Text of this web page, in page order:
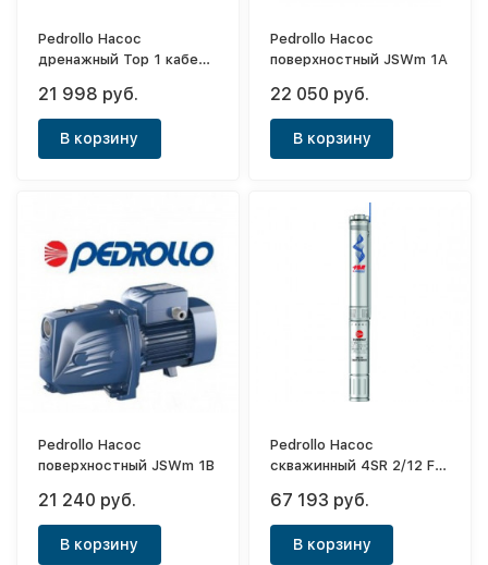
Pedrollo Насос
дренажный Top 1 кабель
21 998 руб.
В корзину
Pedrollo Насос
поверхностный JSWm 1A
22 050 руб.
В корзину
Pedrollo Насос
поверхностный JSWm 1B
21 240 руб.
В корзину
Pedrollo Насос
скважинный 4SR 2/12 F -
67 193 руб.
В корзину